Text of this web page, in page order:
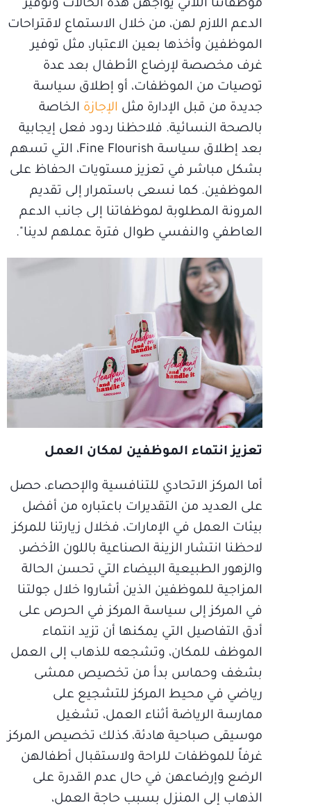
موظفاتنا اللاتي يواجهن هذه الحالات وتوفير
الدعم اللازم لهن، من خلال الاستماع لاقتراحات
الموظفين وأخذها بعين الاعتبار، مثل توفير
غرف مخصصة لإرضاع الأطفال بعد عدة
توصيات من الموظفات، أو إطلاق سياسة
جديدة من قبل الإدارة مثل الإجازة الخاصة
بالصحة النسائية. فلاحظنا ردود فعل إيجابية
بعد إطلاق سياسة Fine Flourish، التي تسهم
بشكل مباشر في تعزيز مستويات الحفاظ على
الموظفين. كما نسعى باستمرار إلى تقديم
المرونة المطلوبة لموظفاتنا إلى جانب الدعم
العاطفي والنفسي طوال فترة عملهم لدينا".
تعزيز انتماء الموظفين لمكان العمل
أما المركز الاتحادي للتنافسية والإحصاء، حصل
على العديد من التقديرات باعتباره من أفضل
بيئات العمل في الإمارات، فخلال زيارتنا للمركز
لاحظنا انتشار الزينة الصناعية باللون الأخضر،
والزهور الطبيعية البيضاء التي تحسن الحالة
المزاجية للموظفين الذين أشاروا خلال جولتنا
في المركز إلى سياسة المركز في الحرص على
أدق التفاصيل التي يمكنها أن تزيد انتماء
الموظف للمكان، وتشجعه للذهاب إلى العمل
بشغف وحماس بدأ من تخصيص ممشى
رياضي في محيط المركز للتشجيع على
ممارسة الرياضة أثناء العمل، تشغيل
موسيقى صباحية هادئة، كذلك تخصيص المركز
غرفاً للموظفات للراحة ولاستقبال أطفالهن
الرضع وإرضاعهن في حال عدم القدرة على
الذهاب إلى المنزل بسبب حاجة العمل،